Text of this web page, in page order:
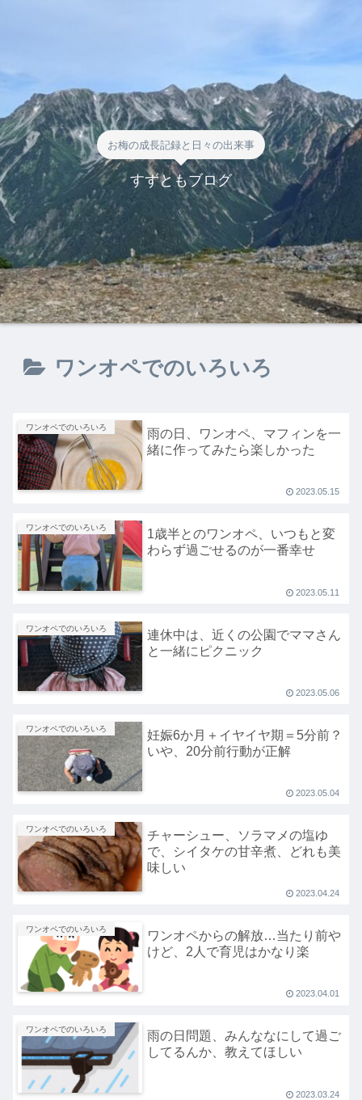
お梅の成長記録と日々の出来事
すずともブログ
ワンオペでのいろいろ
ワンオペでのいろいろ
雨の日、ワンオペ、マフィンを一
緒に作ってみたら楽しかった
2023.05.15
ワンオペでのいろいろ
1歳半とのワンオペ、いつもと変
わらず過ごせるのが一番幸せ
2023.05.11
ワンオペでのいろいろ
連休中は、近くの公園でママさん
と一緒にピクニック
2023.05.06
ワンオペでのいろいろ
妊娠6か月＋イヤイヤ期＝5分前？
いや、20分前行動が正解
2023.05.04
ワンオペでのいろいろ
チャーシュー、ソラマメの塩ゆ
で、シイタケの甘辛煮、どれも美
味しい
2023.04.24
ワンオペでのいろいろ
ワンオペからの解放…当たり前や
けど、2人で育児はかなり楽
2023.04.01
ワンオペでのいろいろ
雨の日問題、みんななにして過ご
してるんか、教えてほしい
2023.03.24